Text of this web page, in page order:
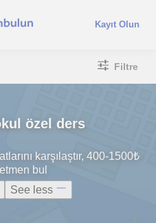
Kayıt Olun
Filtre
özel ders
karşılaştır, 400-1500₺
bul
See less